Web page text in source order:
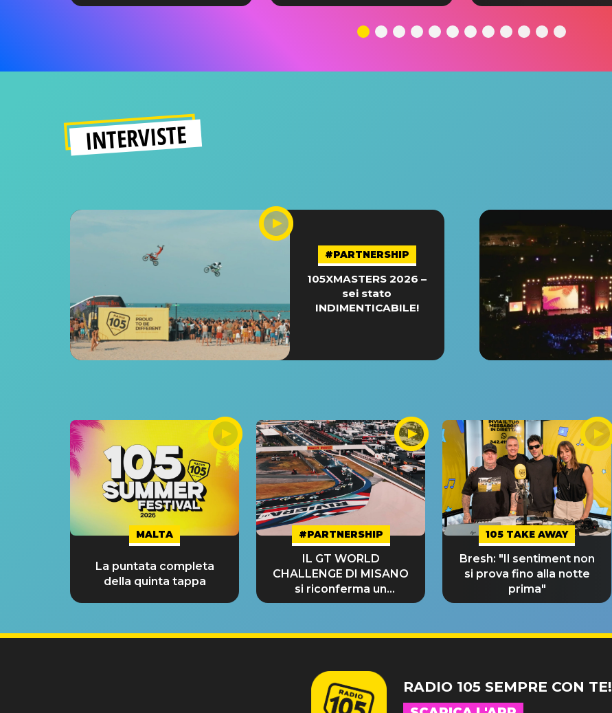
INTERVISTE
#PARTNERSHIP
105XMASTERS 2026 –
sei stato
INDIMENTICABILE!
MALTA
La puntata completa
della quinta tappa
#PARTNERSHIP
IL GT WORLD
CHALLENGE DI MISANO
si riconferma un
GRANDE SUCCESSO!
105 TAKE AWAY
Bresh: "Il sentiment non
si prova fino alla notte
prima"
RADIO 105 SEMPRE CON TE!